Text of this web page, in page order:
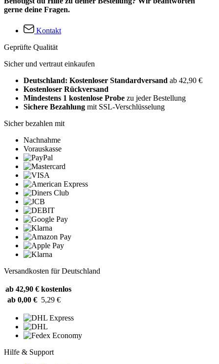
gerne deine Fragen.
Kontakt
Geprüfte Qualität
Sicher und vertraut einkaufen
Deutschland: Kostenloser Standardversand ab 42,90 €
Kostenloser Rückversand
Mindestens 1 kostenlose Probe zu jeder Bestellung
Sichere Bezahlung mit SSL-Verschlüsselung
Sicher bezahlen mit
Nachnahme
Vorauskasse
Versandkosten für Deutschland
ab 42,90 € kostenlos
ab 0,00 € 5,29 €
Hilfe & Support